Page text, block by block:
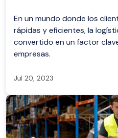
En un mundo donde los
rápidas y eficientes, la
convertido en un factor
empresas.
Jul 20, 2023